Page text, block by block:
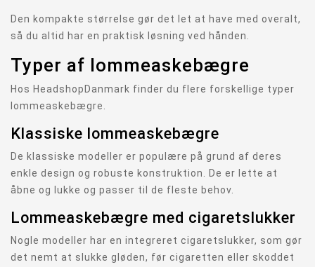
Den kompakte størrelse gør det let at have med overalt,
så du altid har en praktisk løsning ved hånden.
Typer af lommeaskebægre
Hos HeadshopDanmark finder du flere forskellige typer
lommeaskebægre.
Klassiske lommeaskebægre
De klassiske modeller er populære på grund af deres
enkle design og robuste konstruktion. De er lette at
åbne og lukke og passer til de fleste behov.
Lommeaskebægre med cigaretslukker
Nogle modeller har en integreret cigaretslukker, som gør
det nemt at slukke gløden, før cigaretten eller skoddet